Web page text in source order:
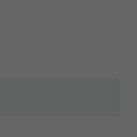
del usuario en